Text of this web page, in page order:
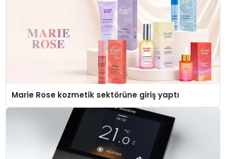
Marie Rose kozmetik sektörüne giriş yaptı